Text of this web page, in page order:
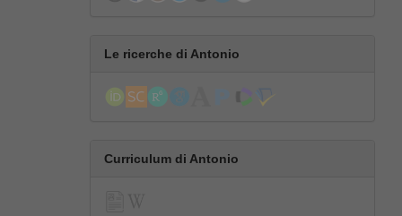
Le ricerche di Antonio
Curriculum di Antonio